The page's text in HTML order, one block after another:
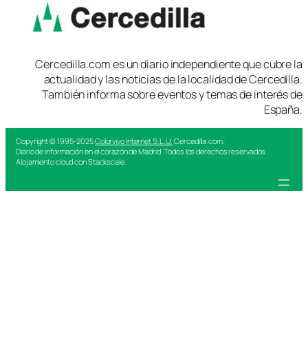
Cercedilla.com es un diario independiente que cubre la
actualidad y las noticias de la localidad de Cercedilla.
También informa sobre eventos y temas de interés de
España.
Copyright © 1995-2025Colorvivo Internet S.L.U. Cercedilla.com.
Diario de información en el corazón de Madrid. Todos los derechos reservados.
Alojamiento cloud con Stackscale.